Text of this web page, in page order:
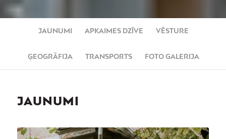
JAUNUMI APKAIMES DZĪVE VĒSTURE
ĢEOGRĀFIJA TRANSPORTS FOTO GALERIJA
JAUNUMI